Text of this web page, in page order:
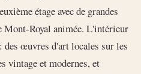
étage avec de grandes
Mont-Royal animée. L'intérieur
des œuvres d'art locales sur les
vintage et modernes, et